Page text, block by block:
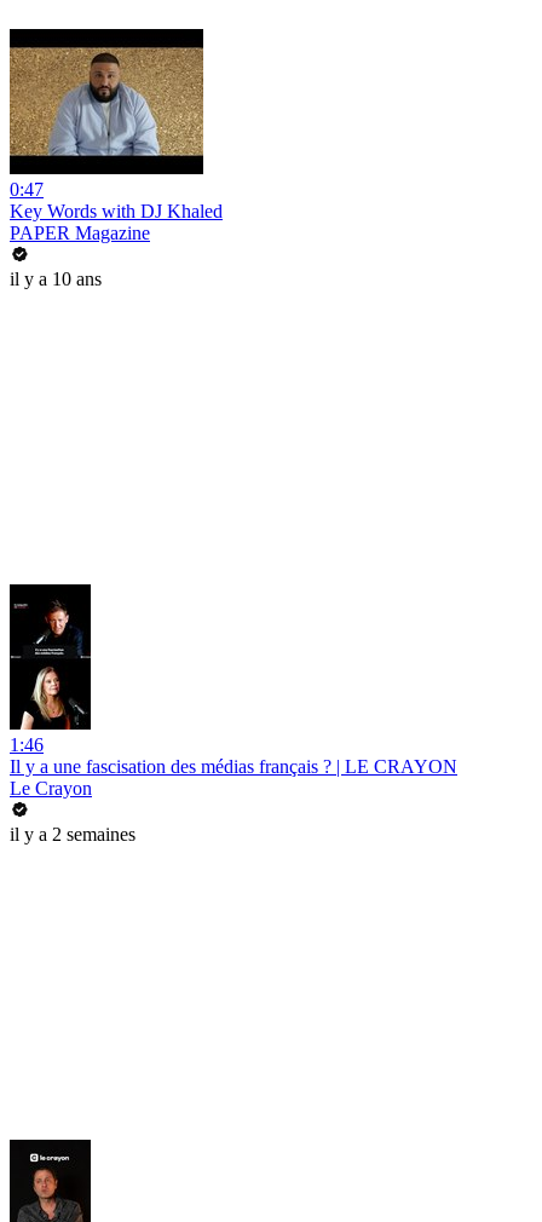
0:47
Key Words with DJ Khaled
PAPER Magazine
il y a 10 ans
1:46
Il y a une fascisation des médias français ? | LE CRAYON
Le Crayon
il y a 2 semaines